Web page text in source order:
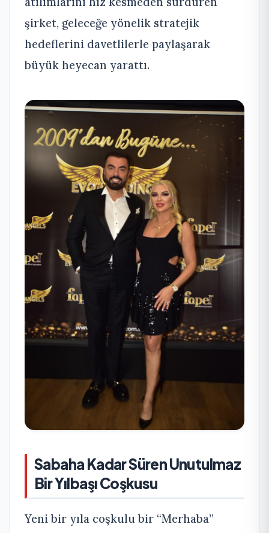
şirket, geleceğe yönelik stratejik
hedeflerini davetlilerle paylaşarak
büyük heyecan yarattı.
Sabaha Kadar Süren Unutulmaz
Bir Yılbaşı Coşkusu
Yeni bir yıla coşkulu bir “Merhaba”